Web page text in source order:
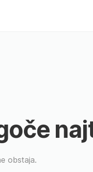
obstaja.